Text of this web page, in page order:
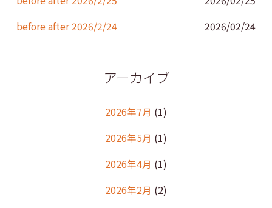
before after 2026/2/24
2026/02/24
アーカイブ
2026年7月 (1)
2026年5月 (1)
2026年4月 (1)
2026年2月 (2)